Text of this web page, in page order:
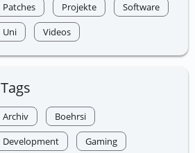
Patches
Projekte
Software
Uni
Videos
Tags
Archiv
Boehrsi
Development
Gaming